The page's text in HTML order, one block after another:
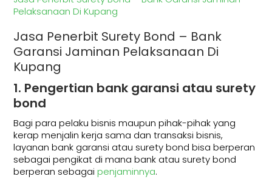
Pelaksanaan Di Kupang
Jasa Penerbit Surety Bond – Bank
Garansi Jaminan Pelaksanaan Di
Kupang
1. Pengertian bank garansi atau surety
bond
Bagi para pelaku bisnis maupun pihak-pihak yang
kerap menjalin kerja sama dan transaksi bisnis,
layanan bank garansi atau surety bond bisa berperan
sebagai pengikat di mana bank atau surety bond
berperan sebagaipenjaminnya.